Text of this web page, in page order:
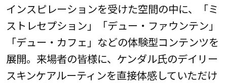
インスピレーションを受けた空間の中に、「ミ
ストレセプション」「デュー・ファウンテン」
「デュー・カフェ」などの体験型コンテンツを
展開。来場者の皆様に、ケンダル氏のデイリー
スキンケアルーティンを直接体感していただけ